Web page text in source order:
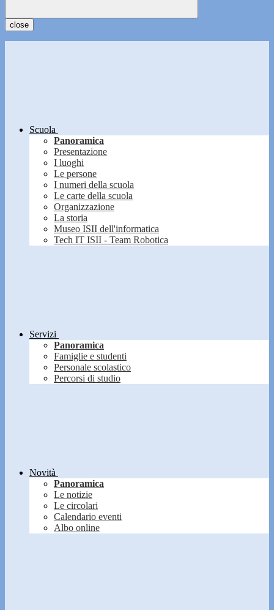
close
Scuola
Panoramica
Presentazione
I luoghi
Le persone
I numeri della scuola
Le carte della scuola
Organizzazione
La storia
Museo ISII dell'informatica
Tech IT ISII - Team Robotica
Servizi
Panoramica
Famiglie e studenti
Personale scolastico
Percorsi di studio
Novità
Panoramica
Le notizie
Le circolari
Calendario eventi
Albo online